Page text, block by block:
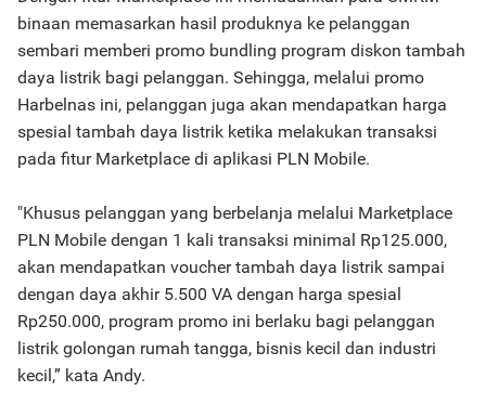
binaan memasarkan hasil produknya ke pelanggan
sembari memberi promo bundling program diskon tambah
daya listrik bagi pelanggan. Sehingga, melalui promo
Harbelnas ini, pelanggan juga akan mendapatkan harga
spesial tambah daya listrik ketika melakukan transaksi
pada fitur Marketplace di aplikasi PLN Mobile.
"Khusus pelanggan yang berbelanja melalui Marketplace
PLN Mobile dengan 1 kali transaksi minimal Rp125.000,
akan mendapatkan voucher tambah daya listrik sampai
dengan daya akhir 5.500 VA dengan harga spesial
Rp250.000, program promo ini berlaku bagi pelanggan
listrik golongan rumah tangga, bisnis kecil dan industri
kecil,” kata Andy.